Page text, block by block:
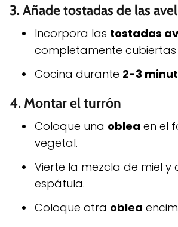
3. Añade tostadas de las
Incorpora las tostadas
completamente cubiertas
Cocina durante 2-3
4. Montar el turrón
Coloque una oblea en el
vegetal.
Vierte la mezcla de miel
espátula.
Coloque otra oblea